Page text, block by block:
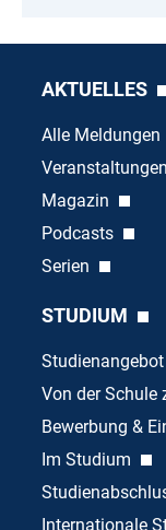
AKTUELLES
Alle Meldungen
Veranstaltungen
Magazin
Podcasts
Serien
STUDIUM
Studienangebot
Von der Schule
Bewerbung &
Im Studium
Internationale